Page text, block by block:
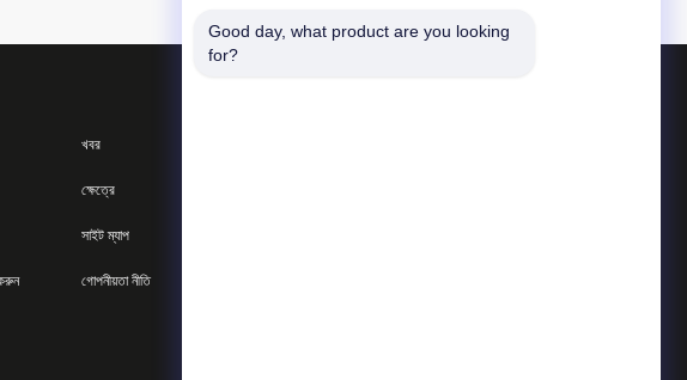
খবর
ক্ষেত্রে
সাইট ম্যাপ
গোপনীয়তা নীতি
Good day, what product are you looking
for?